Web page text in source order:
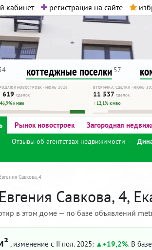
кабинет регистрация на сайте
шок-контента.
вам. Удачи!
коттеджные поселки 57
НОВОСТРОЕК · ИЮНЬ 2026
619 сделок
к маю
ВТОРИЧКА, СДЕЛКИ · ИЮНЬ
11 537 сделок
↑ 12,1% к маю
Рынок новостроек Загородная
Отзывы об агентствах недвижимости
Савкова, 4
Савкова, 4,
в этом доме — по базе объявлений
, изменение с II пол. 2025: +19,2%. В